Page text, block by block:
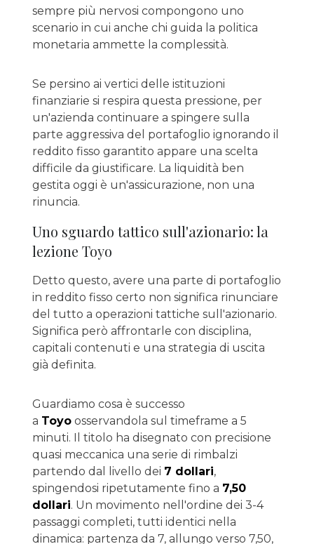
sempre più nervosi compongono uno
scenario in cui anche chi guida la politica
monetaria ammette la complessità.
Se persino ai vertici delle istituzioni
finanziarie si respira questa pressione, per
un'azienda continuare a spingere sulla
parte aggressiva del portafoglio ignorando il
reddito fisso garantito appare una scelta
difficile da giustificare. La liquidità ben
gestita oggi è un'assicurazione, non una
rinuncia.
Uno sguardo tattico sull'azionario: la
lezione Toyo
Detto questo, avere una parte di portafoglio
in reddito fisso certo non significa rinunciare
del tutto a operazioni tattiche sull'azionario.
Significa però affrontarle con disciplina,
capitali contenuti e una strategia di uscita
già definita.
Guardiamo cosa è successo
a Toyo osservandola sul timeframe a 5
minuti. Il titolo ha disegnato con precisione
quasi meccanica una serie di rimbalzi
partendo dal livello dei 7 dollari,
spingendosi ripetutamente fino a 7,50
dollari. Un movimento nell'ordine dei 3-4
passaggi completi, tutti identici nella
dinamica: partenza da 7, allungo verso 7,50,